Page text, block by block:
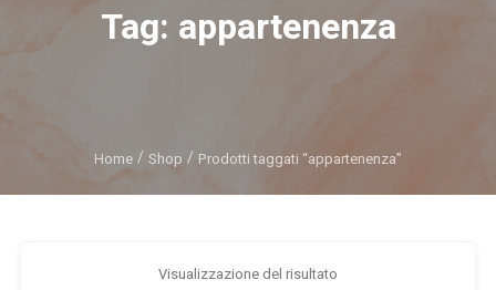
Tag: appartenenza
Home Shop Prodotti taggati “appartenenza”
Visualizzazione del risultato